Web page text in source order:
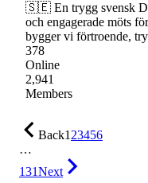
🇸🇪 En trygg svensk
och engagerade möts
bygger vi förtroende,
378
Online
2,941
Members
Back123456
…
131Next